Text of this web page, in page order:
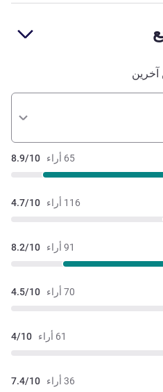
آخرين
65 أراء 8.9/10
116 أراء 4.7/10
91 أراء 8.2/10
70 أراء 4.5/10
61 أراء 4/10
36 أراء 7.4/10